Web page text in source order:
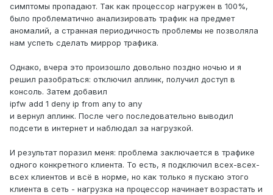
симптомы пропадают. Так как процессор нагружен в 100%,
было проблематично анализировать трафик на предмет
аномалий, а странная периодичность проблемы не позволяла
нам успеть сделать миррор трафика.
Однако, вчера это произошло довольно поздно ночью и я
решил разобраться: отключил аплинк, получил доступ в
консоль. Затем добавил
ipfw add 1 deny ip from any to any
и вернул аплинк. После чего последовательно выводил
подсети в интернет и наблюдал за нагрузкой.
И результат поразил меня: проблема заключается в трафике
одного конкретного клиента. То есть, я подключил всех-всех-
всех клиентов и всё в норме, но как только я пускаю этого
клиента в сеть - нагрузка на процессор начинает возрастать и